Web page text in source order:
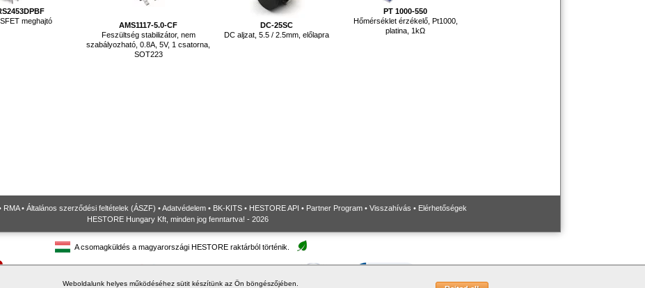
meghajtó
AMS1117-5.0-CF
Feszültség stabilizátor, nem
szabályozható, 0.8A, 5V, 1 csatorna,
SOT223
DC-25SC
DC aljzat, 5.5 / 2.5mm, előlapra
PT 1000-550
Hőmérséklet érzékelő, Pt1000,
platina, 1kΩ
RMA• Általános szerződési feltételek (ÁSZF) •Adatvédelem • BK-KITS • HESTORE API • Partner Program • Visszahívás • Elérhetőségek
HESTORE Hungary Kft, minden jog fenntartva! - 2026
Weboldalunk helyes működéséhez sütit készítünk az Ön böngészőjében.
A csomagküldés a magyarországi HESTORE raktárból történik.